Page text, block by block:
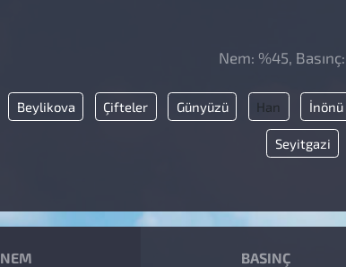
Nem: %45,
Beylikova Çifteler Günyüzü Han İnönü
Seyitgazi
NEM BASINÇ